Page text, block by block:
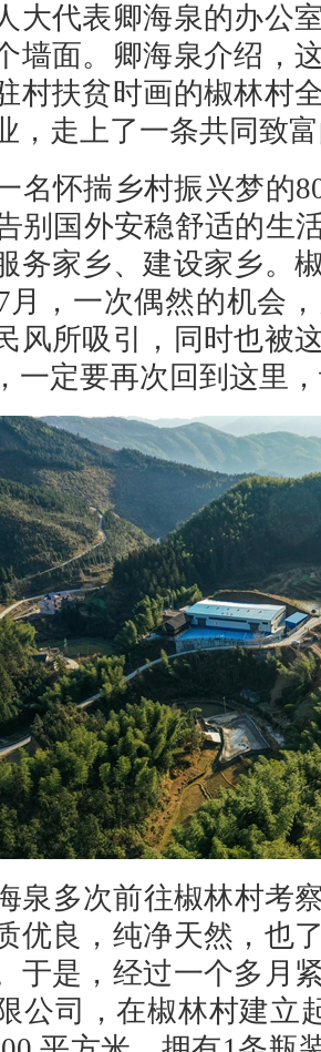
大代表卿海泉的办公
墙面。卿海泉介绍，
村扶贫时画的椒林村
，走上了一条共同致
名怀揣乡村振兴梦的
别国外安稳舒适的生
务家乡、建设家乡。
月，一次偶然的机会
风所吸引，同时也被
一定要再次回到这里
泉多次前往椒林村考
优良，纯净天然，也
于是，经过一个多月
公司，在椒林村建立